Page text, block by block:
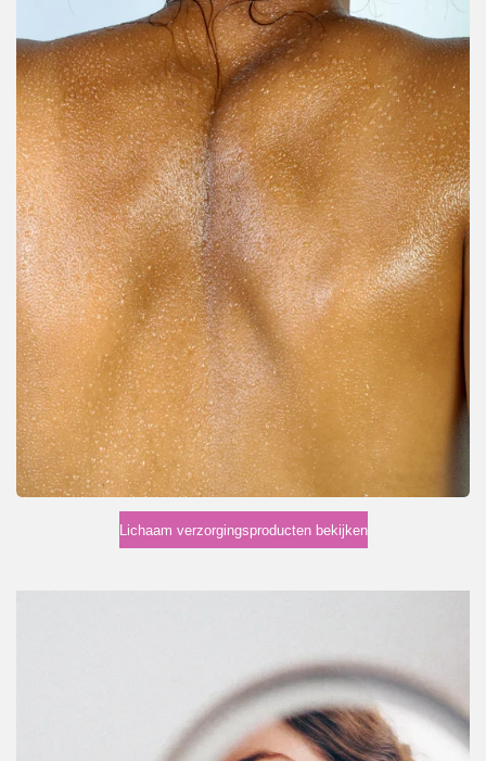
Lichaam verzorgingsproducten bekijken